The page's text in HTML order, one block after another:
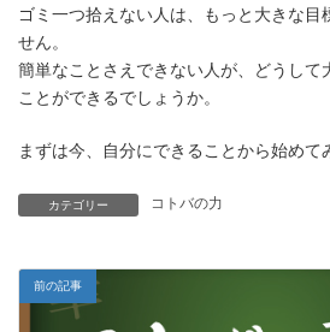
ゴミ一つ拾えない人は、もっと大きな目
せん。
簡単なことさえできない人が、どうして
ことができるでしょうか。
まずは今、自分にできることから始めて
カテゴリー コトバの力
前の記事